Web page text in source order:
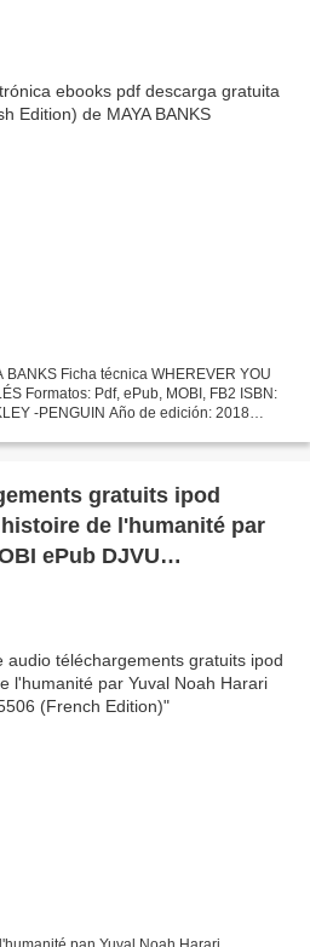
BANKS Ficha técnica WHEREVER YOU
Formatos: Pdf, ePub, MOBI, FB2 ISBN:
-PENGUIN Año de edición: 2018
gratuits ipod
ePub DJVU
Edition)